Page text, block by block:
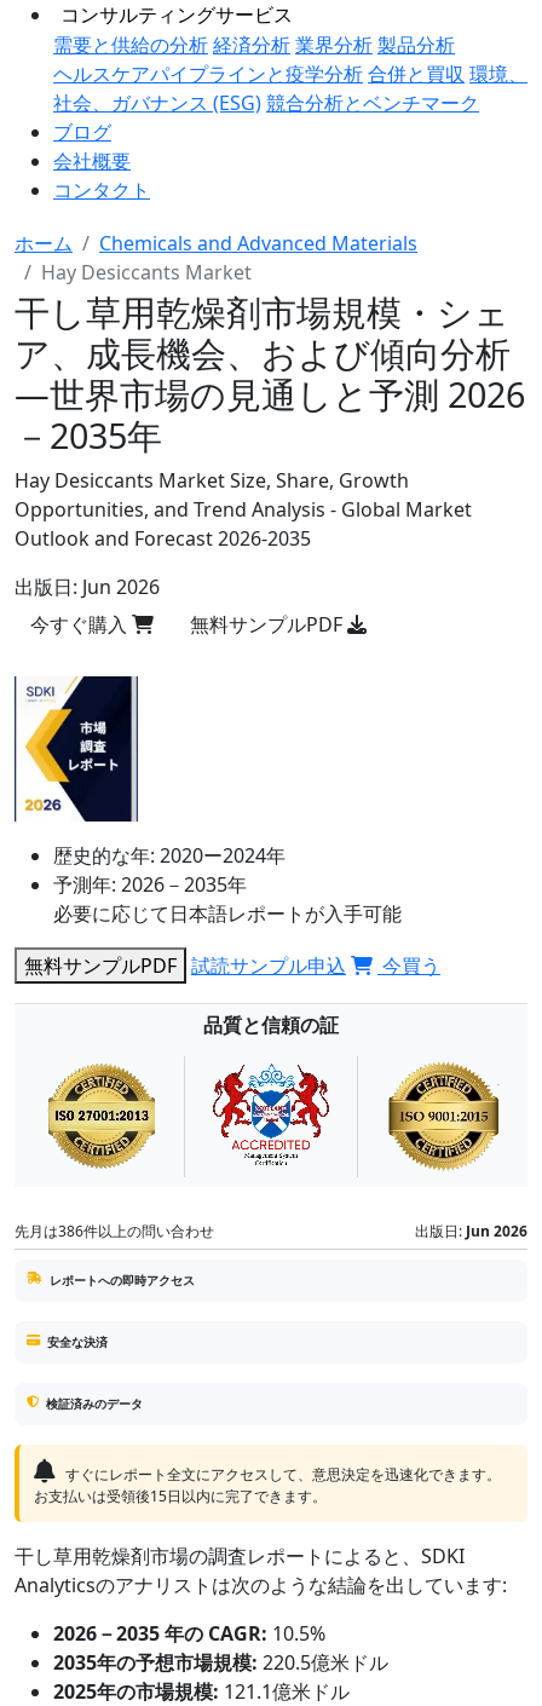
コンサルティングサービス
需要と供給の分析経済分析業界分析製品分析
ヘルスケアパイプラインと疫学分析合併と買収 環境、
社会、ガバナンス (ESG)競合分析とベンチマーク
ブログ
会社概要
コンタクト
ホーム
Chemicals and Advanced Materials
Hay Desiccants Market
干し草用乾燥剤市場規模・シェ
ア、成長機会、および傾向分析
―世界市場の見通しと予測 2026
－2035年
Hay Desiccants Market Size, Share, Growth
Opportunities, and Trend Analysis - Global Market
Outlook and Forecast 2026-2035
出版日: Jun 2026
今すぐ購入
無料サンプルPDF
歴史的な年: 2020ー2024年
予測年: 2026－2035年
必要に応じて日本語レポートが入手可能
無料サンプルPDF 試読サンプル申込 今買う
品質と信頼の証
先月は386件以上の問い合わせ 出版日: Jun 2026
レポートへの即時アクセス
安全な決済
検証済みのデータ
すぐにレポート全文にアクセスして、意思決定を迅速化できます。
お支払いは受領後15日以内に完了できます。
干し草用乾燥剤市場の調査レポートによると、SDKI
Analyticsのアナリストは次のような結論を出しています:
2026－2035 年の CAGR: 10.5%
2035年の予想市場規模: 220.5億米ドル
2025年の市場規模: 121.1億米ドル